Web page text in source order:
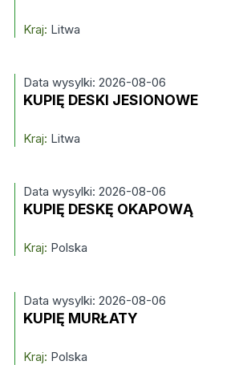
Kraj: Litwa
Data wysylki: 2026-08-06
KUPIĘ DESKI JESIONOWE
Kraj: Litwa
Data wysylki: 2026-08-06
KUPIĘ DESKĘ OKAPOWĄ
Kraj: Polska
Data wysylki: 2026-08-06
KUPIĘ MURŁATY
Kraj: Polska